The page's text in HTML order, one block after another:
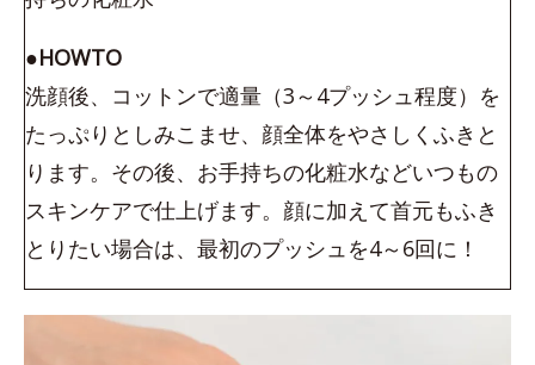
●HOWTO
洗顔後、コットンで適量（3～4プッシュ程度）を
たっぷりとしみこませ、顔全体をやさしくふきと
ります。その後、お手持ちの化粧水などいつもの
スキンケアで仕上げます。顔に加えて首元もふき
とりたい場合は、最初のプッシュを4～6回に！